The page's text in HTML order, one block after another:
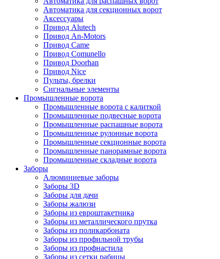
Автоматика для секционных ворот
Аксессуары
Привод Alutech
Привод An-Motors
Привод Came
Привод Comunello
Привод Doorhan
Привод Nice
Пульты, брелки
Сигнальные элементы
Промышленные ворота
Промышленные ворота с калиткой
Промышленные подвесные ворота
Промышленные распашные ворота
Промышленные рулонные ворота
Промышленные секционные ворота
Промышленные панорамные ворота
Промышленные складные ворота
Заборы
Алюминиевые заборы
Заборы 3D
Заборы для дачи
Заборы жалюзи
Заборы из евроштакетника
Заборы из металлического прутка
Заборы из поликарбоната
Заборы из профильной трубы
Заборы из профнастила
Заборы из сетки рабицы